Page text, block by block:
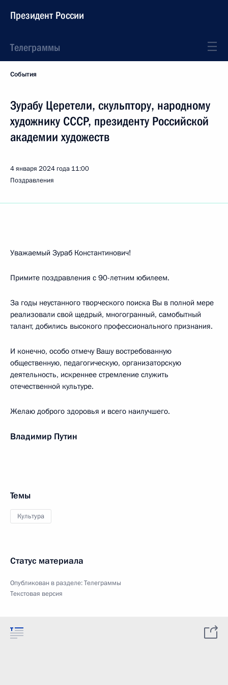
Президент России
Телеграммы
События
Зурабу Церетели, скульптору, народному
художнику СССР, президенту Российской
академии художеств
4 января 2024 года 11:00
Поздравления
Уважаемый Зураб Константинович!
Примите поздравления с 90-летним юбилеем.
За годы неустанного творческого поиска Вы в полной мере
реализовали свой щедрый, многогранный, самобытный
талант, добились высокого профессионального признания.
И конечно, особо отмечу Вашу востребованную
общественную, педагогическую, организаторскую
деятельность, искреннее стремление служить
отечественной культуре.
Желаю доброго здоровья и всего наилучшего.
Владимир Путин
Темы
Культура
Статус материала
Опубликован в разделе:Телеграммы
Текстовая версия